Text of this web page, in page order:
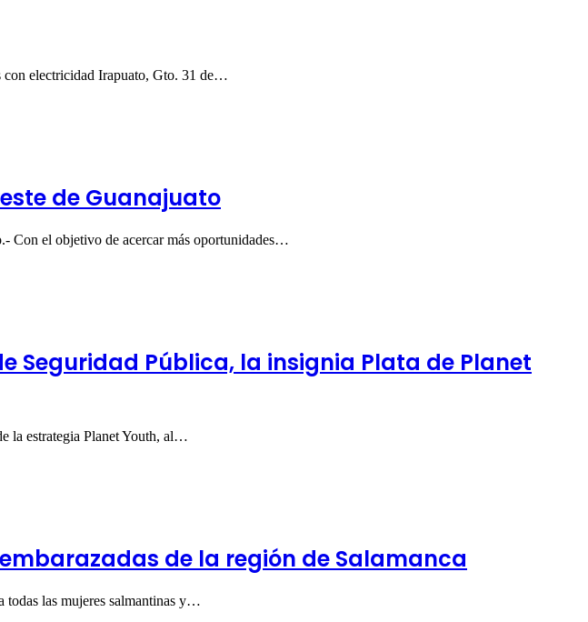
con electricidad Irapuato, Gto. 31 de…
de Guanajuato
Con el objetivo de acercar más oportunidades…
Seguridad Pública, la insignia Plata de Planet
la estrategia Planet Youth, al…
de la región de Salamanca
todas las mujeres salmantinas y…